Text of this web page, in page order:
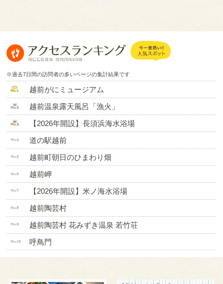
※過去7日間の訪問者の多いページの集計結果です
越前がにミュージアム
越前温泉露天風呂「漁火」
【2026年開設】長須浜海水浴場
道の駅越前
越前町朝日のひまわり畑
越前岬
【2026年開設】米ノ海水浴場
越前陶芸村
越前陶芸村 花みずき温泉 若竹荘
呼鳥門